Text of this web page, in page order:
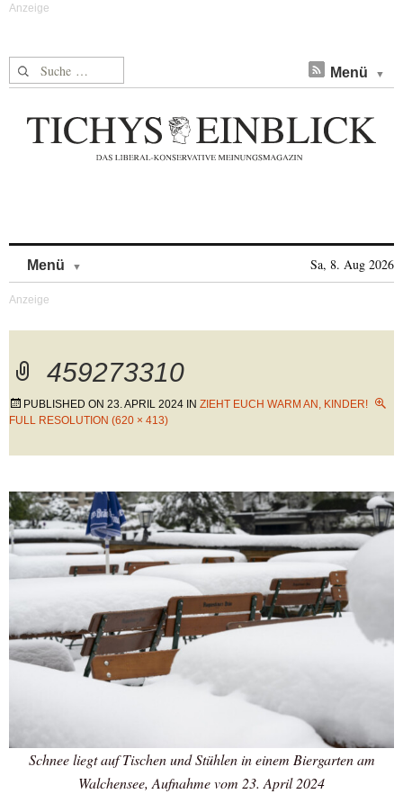
Suche nach: Menü
Menü Sa, 8. Aug 2026
459273310
PUBLISHED ON 23. APRIL 2024 IN ZIEHT EUCH WARM AN, KINDER!
FULL RESOLUTION (620 × 413)
Schnee liegt auf Tischen und Stühlen in einem Biergarten am
Walchensee, Aufnahme vom 23. April 2024